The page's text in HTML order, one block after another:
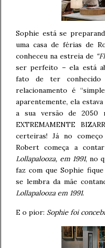
Sophie está se
uma casa de férias de
conheceu na estreia de
ser perfeito – ela está
fato de ter conhecido
relacionamento é
aparentemente, ela
a sua versão de 2050
EXTREMAMENTE
certeiras! Já no
Robert começa a
Lollapalooza, em 1991, no
faz com que Sophie
se lembra da mãe
Lollapalooza em 1991.
E o pior: Sophie foi